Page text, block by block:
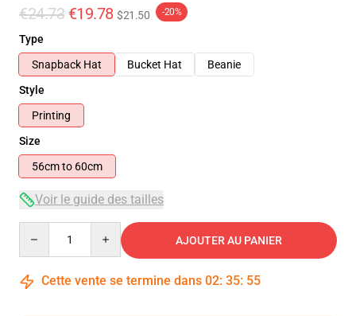
€24.73 €19.78 $21.50 -20%
Type
Snapback Hat
Bucket Hat
Beanie
Style
Printing
Size
56cm to 60cm
Voir le guide des tailles
AJOUTER AU PANIER
Cette vente se termine dans 02: 35: 54